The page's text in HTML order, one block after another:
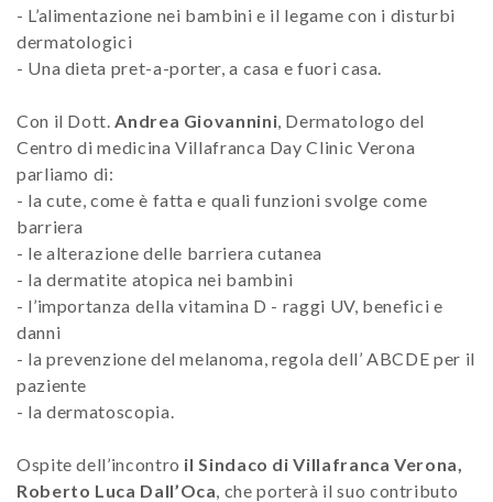
- L’alimentazione nei bambini e il legame con i disturbi
dermatologici
- Una dieta pret-a-porter, a casa e fuori casa.
Con il Dott.Andrea Giovannini, Dermatologo del
Centro di medicina Villafranca Day Clinic Verona
parliamo di:
- la cute, come è fatta e quali funzioni svolge come
barriera
- le alterazione delle barriera cutanea
- la dermatite atopica nei bambini
- l’importanza della vitamina D - raggi UV, benefici e
danni
- la prevenzione del melanoma, regola dell’ ABCDE per il
paziente
- la dermatoscopia.
Ospite dell’incontro il Sindaco di Villafranca Verona,
Roberto Luca Dall’Oca, che porterà il suo contributo